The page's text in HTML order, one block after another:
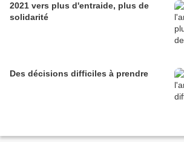
2021 vers plus d'entraide, plus de
solidarité
Des décisions difficiles à prendre